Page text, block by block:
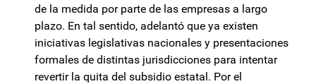
de la medida por parte de las empresas a largo
plazo. En tal sentido, adelantó que ya existen
iniciativas legislativas nacionales y presentaciones
formales de distintas jurisdicciones para intentar
revertir la quita del subsidio estatal. Por el